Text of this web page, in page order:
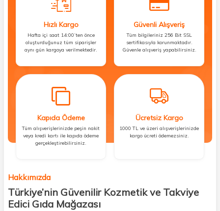
Hızlı Kargo
Hafta içi saat 14:00’ten önce
oluşturduğunuz tüm siparişler
aynı gün kargoya verilmektedir.
Güvenli Alışveriş
Tüm bilgileriniz 256 Bit SSL
sertifikasıyla korunmaktadır.
Güvenle alışveriş yapabilirsiniz.
Kapıda Ödeme
Tüm alışverişlerinizde peşin nakit
veya kredi kartı ile kapıda ödeme
gerçekleştirebilirsiniz.
Ücretsiz Kargo
1000 TL ve üzeri alışverişlerinizde
kargo ücreti ödemezsiniz.
Hakkımızda
Türkiye’nin Güvenilir Kozmetik ve Takviye
Edici Gıda Mağazası